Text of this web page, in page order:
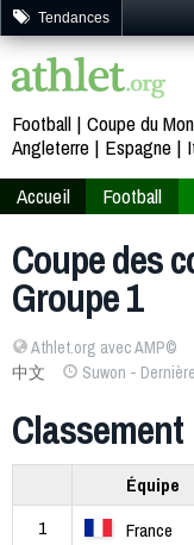
Tendances
Football Coupe du
Angleterre
Espagne
Accueil
Football
Coupe des
Groupe 1
Athlet.org avec AMP©
中文
Suwon -
Classement
Équipe
1
France